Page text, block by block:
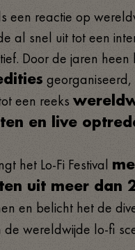
een reactie op
al snel uit tot een
Door de jaren heen
georganiseerd,
een reeks
en live
het Lo-Fi Festival
uit meer dan
en belicht het de
de wereldwijde lo-fi